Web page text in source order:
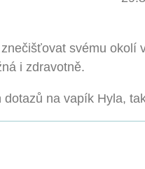
svému
i zdravotně.
na vapík Hyla,